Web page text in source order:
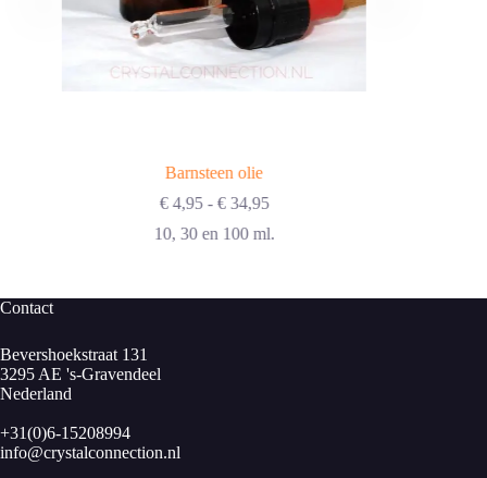
Barnsteen olie
€4,95 - €34,95Prijsklasse:
tot
10, 30 en 100 ml.
Contact
Bevershoekstraat 131
3295 AE 's-Gravendeel
Nederland
+31(0)6-15208994
info@crystalconnection.nl